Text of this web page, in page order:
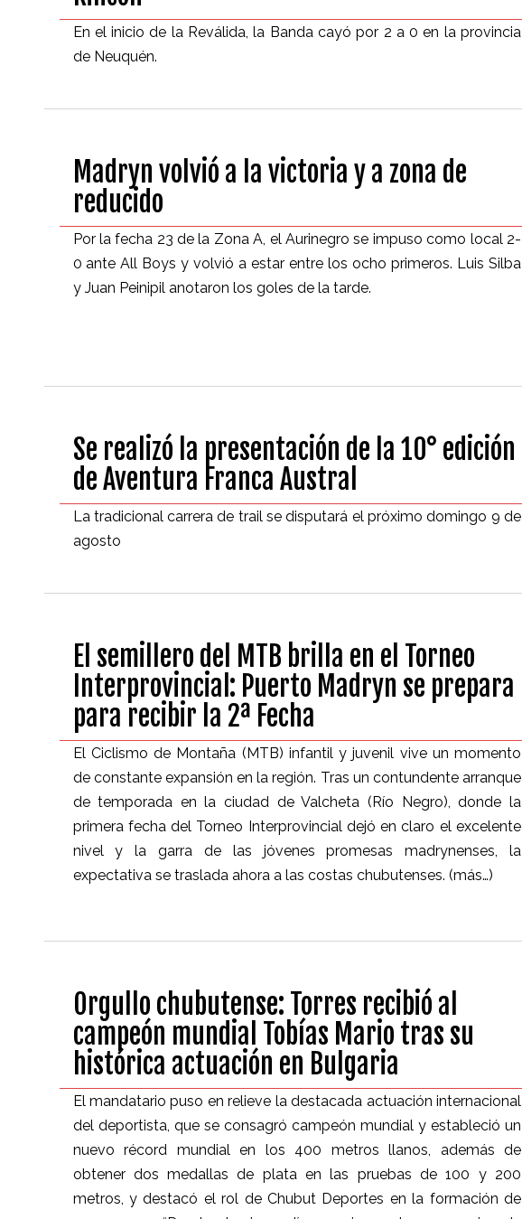
En el inicio de la Reválida, la Banda cayó por 2 a 0 en la provincia
de Neuquén.
Madryn volvió a la victoria y a zona de
reducido
Por la fecha 23 de la Zona A, el Aurinegro se impuso como local 2-
0 ante All Boys y volvió a estar entre los ocho primeros. Luis Silba
y Juan Peinipil anotaron los goles de la tarde.
Se realizó la presentación de la 10° edición
de Aventura Franca Austral
La tradicional carrera de trail se disputará el próximo domingo 9 de
agosto
El semillero del MTB brilla en el Torneo
Interprovincial: Puerto Madryn se prepara
para recibir la 2ª Fecha
El Ciclismo de Montaña (MTB) infantil y juvenil vive un momento
de constante expansión en la región. Tras un contundente arranque
de temporada en la ciudad de Valcheta (Río Negro), donde la
primera fecha del Torneo Interprovincial dejó en claro el excelente
nivel y la garra de las jóvenes promesas madrynenses, la
expectativa se traslada ahora a las costas chubutenses. (más…)
Orgullo chubutense: Torres recibió al
campeón mundial Tobías Mario tras su
histórica actuación en Bulgaria
El mandatario puso en relieve la destacada actuación internacional
del deportista, que se consagró campeón mundial y estableció un
nuevo récord mundial en los 400 metros llanos, además de
obtener dos medallas de plata en las pruebas de 100 y 200
metros, y destacó el rol de Chubut Deportes en la formación de